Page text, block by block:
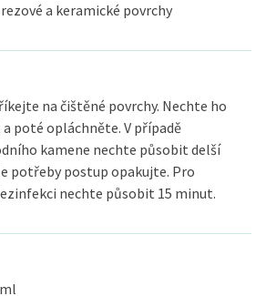
a keramické povrchy
na čištěné povrchy. Nechte ho
poté opláchněte. V případě
kamene nechte působit delší
potřeby postup opakujte. Pro
nechte působit 15 minut.